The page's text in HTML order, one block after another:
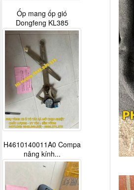
Ốp mang ốp gió
Dongfeng KL385
H4610140011A0 Compa
nâng kính...